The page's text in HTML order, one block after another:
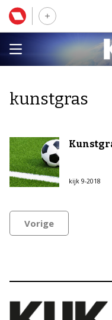
kunstgras
kijk 9-2018
Vorige